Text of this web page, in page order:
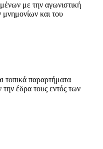
με την αγωνιστική
μνημονίων και του
τοπικά παραρτήματα
έδρα τους εντός των